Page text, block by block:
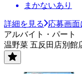
まかないあり
詳細を見る
応募画面
アルバイト・パート
温野菜 五反田店別館